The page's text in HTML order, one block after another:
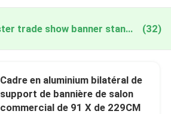
knitted polyester trade show banner stand fabrication en ligne (32)
Cadre en aluminium bilatéral de
support de bannière de salon
commercial de 91 X de 229CM